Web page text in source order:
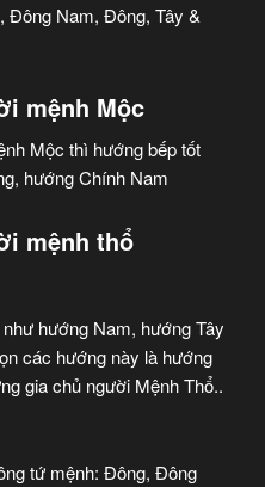
Đông Nam, Đông, Tây &
mệnh Mộc
Mộc thì hướng bếp tốt
hướng Chính Nam
mệnh thổ
hướng Nam, hướng Tây
các hướng này là hướng
gia chủ người Mệnh Thổ..
tứ mệnh: Đông, Đông